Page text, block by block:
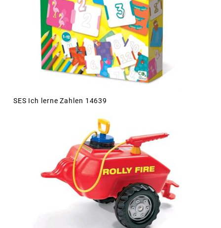
SES Ich lerne Zahlen 14639